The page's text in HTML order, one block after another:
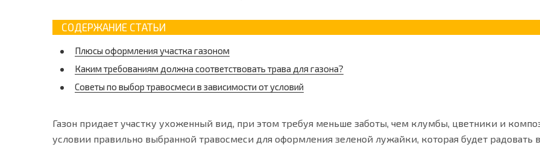
СОДЕРЖАНИЕ СТАТЬИ
Плюсы оформления участка газоном
Каким требованиям должна соответствовать трава для газона?
Советы по выбор травосмеси в зависимости от условий
Газон придает участку ухоженный вид, при этом требуя меньше заботы, чем клумбы, цветники и
условии правильно выбранной травосмеси для оформления зеленой лужайки, которая будет радовать